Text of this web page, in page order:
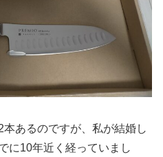
あるのですが、私が結婚し
に10年近く経っていまし